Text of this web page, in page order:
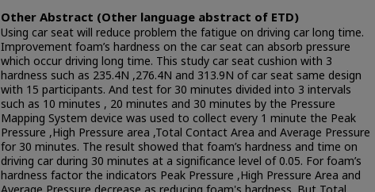
Other Abstract (Other language abstract of ETD)
Using car seat will reduce problem the fatigue on driving car long time.
Improvement foam’s hardness on the car seat can absorb pressure
which occur driving long time. This study car seat cushion with 3
hardness such as 235.4N ,276.4N and 313.9N of car seat same design
with 15 participants. And test for 30 minutes divided into 3 intervals
such as 10 minutes , 20 minutes and 30 minutes by the Pressure
Mapping System device was used to collect every 1 minute the Peak
Pressure ,High Pressure area ,Total Contact Area and Average Pressure
for 30 minutes. The result showed that foam’s hardness and time on
driving car during 30 minutes at a significance level of 0.05. For foam’s
hardness factor the indicators Peak Pressure ,High Pressure Area and